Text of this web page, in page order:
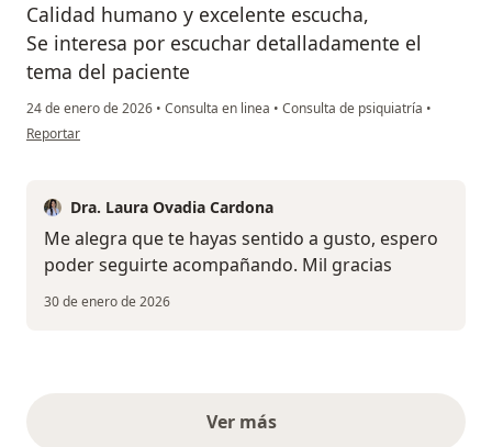
Calidad humano y excelente escucha,
Se interesa por escuchar detalladamente el
tema del paciente
24 de enero de 2026 • Consulta en linea • Consulta de psiquiatría •
en opinión del usuario Ps
Reportar
Dra. Laura Ovadia Cardona
Me alegra que te hayas sentido a gusto, espero
poder seguirte acompañando. Mil gracias
30 de enero de 2026
Ver másopiniones anteriores